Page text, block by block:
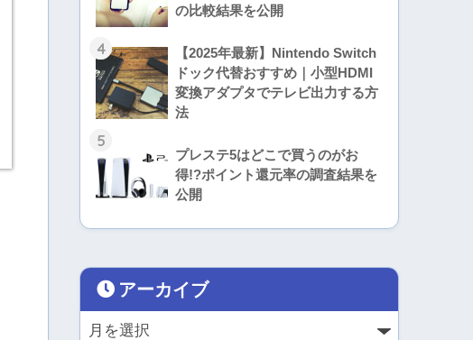
の比較結果を公開
4
【2025年最新】Nintendo Switch
ドック代替おすすめ｜小型HDMI
変換アダプタでテレビ出力する方
法
5
プレステ5はどこで買うのがお
得!?ポイント還元率の調査結果を
公開
アーカイブ